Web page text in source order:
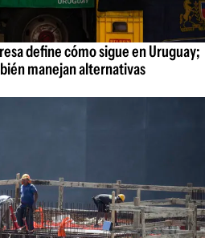
define cómo sigue en Uruguay;
manejan alternativas